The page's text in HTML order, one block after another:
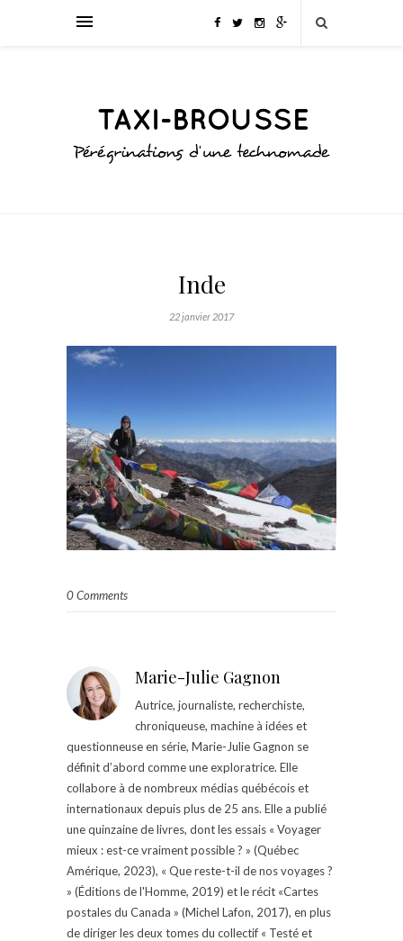
Inde
22 janvier 2017
0 Comments
Marie-Julie Gagnon
Autrice, journaliste, recherchiste,
chroniqueuse, machine à idées et
questionneuse en série, Marie-Julie Gagnon se
définit d’abord comme une exploratrice. Elle
collabore à de nombreux médias québécois et
internationaux depuis plus de 25 ans. Elle a publié
une quinzaine de livres, dont les essais « Voyager
mieux : est-ce vraiment possible ? » (Québec
Amérique, 2023), « Que reste-t-il de nos voyages ?
» (Éditions de l'Homme, 2019) et le récit «Cartes
postales du Canada » (Michel Lafon, 2017), en plus
de diriger les deux tomes du collectif « Testé et